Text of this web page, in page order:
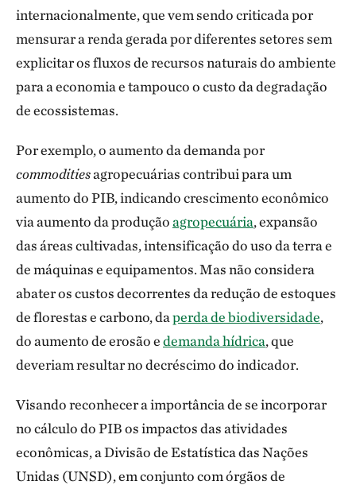
internacionalmente, que vem sendo criticada por
mensurar a renda gerada por diferentes setores sem
explicitar os fluxos de recursos naturais do ambiente
para a economia e tampouco o custo da degradação
de ecossistemas.
Por exemplo, o aumento da demanda por
commoditiesagropecuárias contribui para um
aumento do PIB, indicando crescimento econômico
via aumento da produçãoagropecuária, expansão
das áreas cultivadas, intensificação do uso da terra e
de máquinas e equipamentos. Mas não considera
abater os custos decorrentes da redução de estoques
de florestas e carbono, daperda de biodiversidade,
do aumento de erosão edemanda hídrica, que
deveriam resultar no decréscimo do indicador.
Visando reconhecer a importância de se incorporar
no cálculo do PIB os impactos das atividades
econômicas, a Divisão de Estatística das Nações
Unidas (UNSD), em conjunto com órgãos de